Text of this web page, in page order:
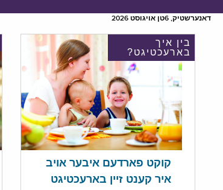
דאנערשטיק, 6טן אויגוסט 2026
בין איך
בארעכטיגט?
קוקט פארדעם איבער אויב
איר קענט זיין בארעכטיגט